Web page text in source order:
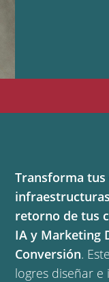
Transforma tus
retorno de tus
IA y Marketing
Conversión.
logres diseñar